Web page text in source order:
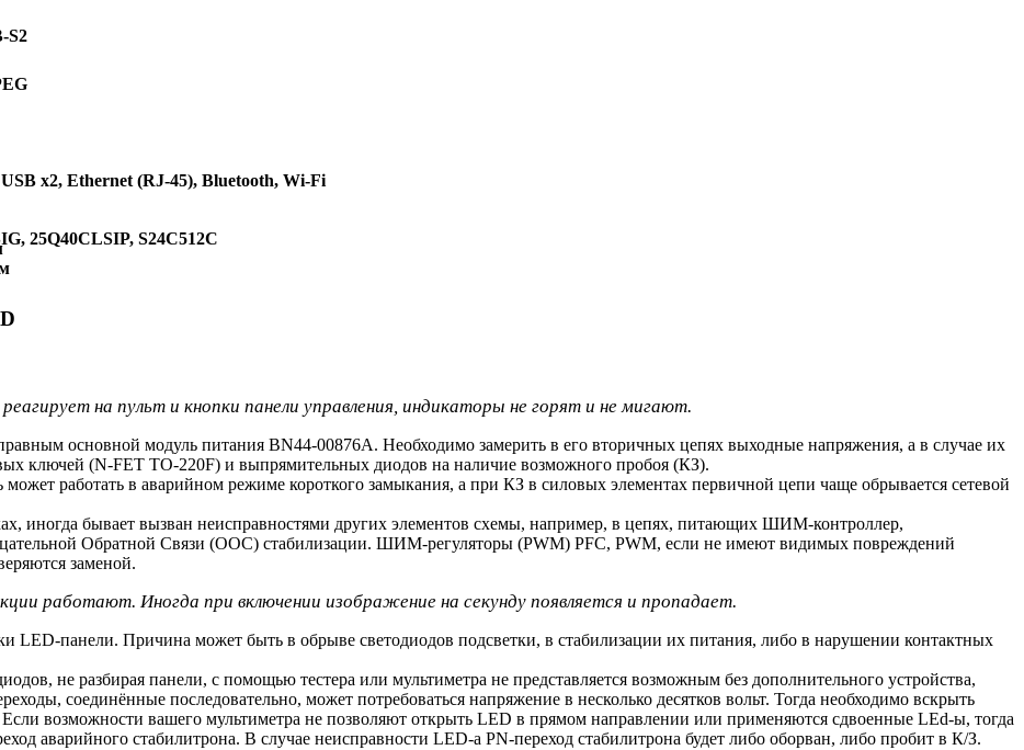
S2
x2, Ethernet (RJ-45), Bluetooth, Wi-Fi
25Q40CLSIP, S24C512C
на пульт и кнопки панели управления, индикаторы не горят и не мигают.
основной модуль питания BN44-00876A. Необходимо замерить в его вторичных цепях выходные напряжения, а в случае их
ключей (N-FET TO-220F) и выпрямительных диодов на наличие возможного пробоя (КЗ).
работать в аварийном режиме короткого замыкания, а при КЗ в силовых элементах первичной цепи чаще обрывается сетевой
иногда бывает вызван неисправностями других элементов схемы, например, в цепях, питающих ШИМ-контроллер,
Обратной Связи (ООС) стабилизации. ШИМ-регуляторы (PWM) PFC, PWM, если не имеют видимых повреждений
заменой.
работают. Иногда при включении изображение на секунду появляется и пропадает.
LED-панели. Причина может быть в обрыве светодиодов подсветки, в стабилизации их питания, либо в нарушении контактных
не разбирая панели, с помощью тестера или мультиметра не представляется возможным без дополнительного устройства,
соединённые последовательно, может потребоваться напряжение в несколько десятков вольт. Тогда необходимо вскрыть
возможности вашего мультиметра не позволяют открыть LED в прямом направлении или применяются сдвоенные LEd-ы, тогда
аварийного стабилитрона. В случае неисправности LED-a PN-переход стабилитрона будет либо оборван, либо пробит в К/З.